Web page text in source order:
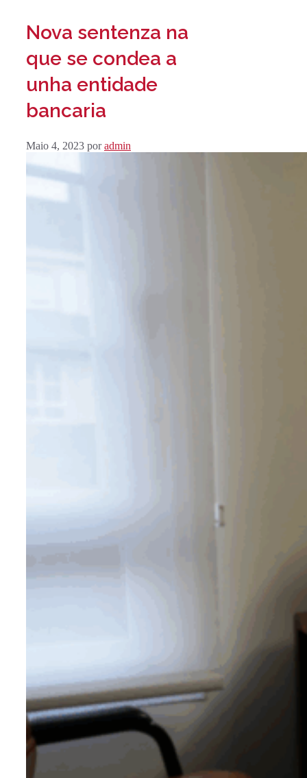
Nova sentenza na
que se condea a
unha entidade
bancaria
Maio 4, 2023 poradmin